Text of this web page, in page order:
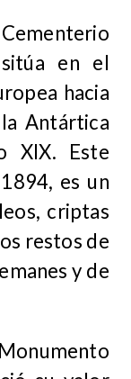
en el
hacia
Antártica
XIX. Este
es un
criptas
restos de
y de